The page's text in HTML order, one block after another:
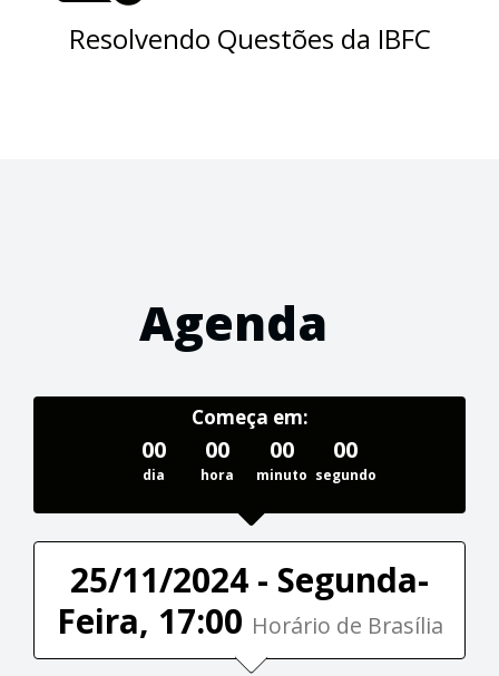
Resolvendo Questões da IBFC
Agenda
Começa em:
00
dia
00
hora
00
minuto
00
segundo
25/11/2024 - Segunda-
Feira, 17:00 Horário de Brasília